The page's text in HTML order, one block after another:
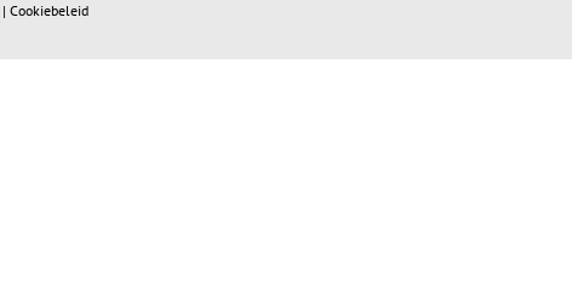
| Cookiebeleid